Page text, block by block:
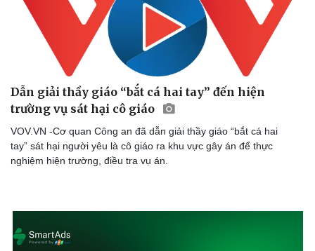
Dẫn giải thầy giáo “bắt cá hai tay” đến hiện
trường vụ sát hại cô giáo
VOV.VN -Cơ quan Công an đã dẫn giải thầy giáo “bắt cá hai
tay” sát hại người yêu là cô giáo ra khu vực gây án để thực
nghiệm hiện trường, điều tra vụ án.